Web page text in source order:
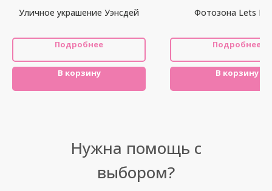
Уличное украшение Уэнсдей
Подробнее
В корзину
Фотозона Lets
Подробнее
В корзину
Нужна помощь с
выбором?